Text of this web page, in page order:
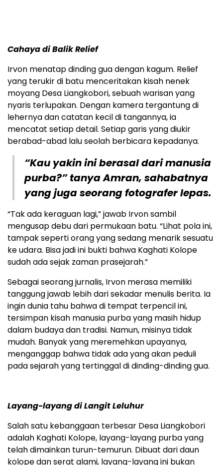
Cahaya di Balik Relief
Irvon menatap dinding gua dengan kagum. Relief
yang terukir di batu menceritakan kisah nenek
moyang Desa Liangkobori, sebuah warisan yang
nyaris terlupakan. Dengan kamera tergantung di
lehernya dan catatan kecil di tangannya, ia
mencatat setiap detail. Setiap garis yang diukir
berabad-abad lalu seolah berbicara kepadanya.
“Kau yakin ini berasal dari manusia
purba?” tanya Amran, sahabatnya
yang juga seorang fotografer lepas.
“Tak ada keraguan lagi,” jawab Irvon sambil
mengusap debu dari permukaan batu. “Lihat pola ini,
tampak seperti orang yang sedang menarik sesuatu
ke udara. Bisa jadi ini bukti bahwa Kaghati Kolope
sudah ada sejak zaman prasejarah.”
Sebagai seorang jurnalis, Irvon merasa memiliki
tanggung jawab lebih dari sekadar menulis berita. Ia
ingin dunia tahu bahwa di tempat terpencil ini,
tersimpan kisah manusia purba yang masih hidup
dalam budaya dan tradisi. Namun, misinya tidak
mudah. Banyak yang meremehkan upayanya,
menganggap bahwa tidak ada yang akan peduli
pada sejarah yang tertinggal di dinding-dinding gua.
Layang-layang di Langit Leluhur
Salah satu kebanggaan terbesar Desa Liangkobori
adalah Kaghati Kolope, layang-layang purba yang
telah dimainkan turun-temurun. Dibuat dari daun
kolope dan serat alami, layang-layang ini bukan